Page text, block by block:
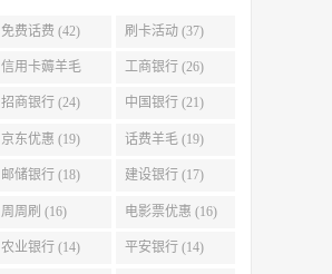
免费话费 (42) 刷卡活动 (37)
信用卡薅羊毛
(29)
工商银行 (26)
招商银行 (24) 中国银行 (21)
京东优惠 (19) 话费羊毛 (19)
邮储银行 (18) 建设银行 (17)
周周刷 (16) 电影票优惠 (16)
农业银行 (14) 平安银行 (14)